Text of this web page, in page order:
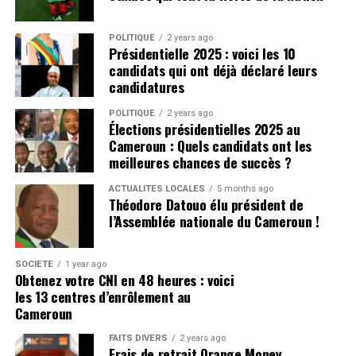
Pour avoir les dernières infos
Cliquez ici
raté la place de la Ligue des champions pour la saison
prochaine.
Plus de nouvelles de Manchester
United:
United doit naviguer avec soin leurs finances, après
avoir déjà dépensé un montant important pour le
service d’attaque. Ils ont d’autres postes qui ont besoin
de recrutement, sinon l’équipe pourrait lutter contre
l’équilibre de l’équipe.
CLIQUEZ ICI POUR LIRE L’ARTICLE ORIGINAL SUR
manchesterunited365.com
Pour avoir les dernières infos
Cliquez ici
Portuguse.
POLITIQUE 2 years ago
Présidentielle 2025 : voici les 10
candidats qui ont déjà déclaré leurs
candidatures
POLITIQUE 2 years ago
Élections présidentielles 2025 au
Cameroun : Quels candidats ont les
meilleures chances de succès ?
ACTUALITÉS LOCALES 5 months ago
Théodore Datouo élu président de
l’Assemblée nationale du Cameroun !
SOCIÉTÉ 1 year ago
Obtenez votre CNI en 48 heures : voici
les 13 centres d’enrôlement au
Cameroun
FAITS DIVERS 2 years ago